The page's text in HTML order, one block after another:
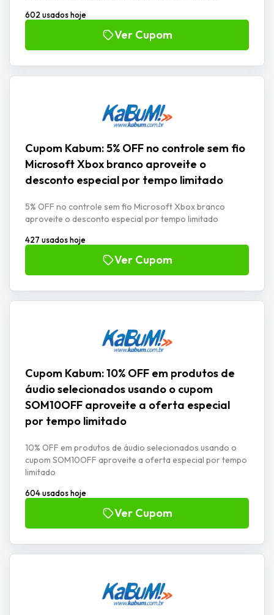
602 usados hoje
Ver Cupom
Cupom Kabum: 5% OFF no controle sem fio
Microsoft Xbox branco aproveite o
desconto especial por tempo limitado
5% OFF no controle sem fio Microsoft Xbox branco
aproveite o desconto especial por tempo limitado
427 usados hoje
Ver Cupom
Cupom Kabum: 10% OFF em produtos de
áudio selecionados usando o cupom
SOM10OFF aproveite a oferta especial
por tempo limitado
10% OFF em produtos de áudio selecionados usando o
cupom SOM10OFF aproveite a oferta especial por tempo
limitado
604 usados hoje
Ver Cupom